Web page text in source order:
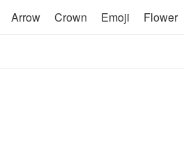
Arrow Crown Emoji Flower